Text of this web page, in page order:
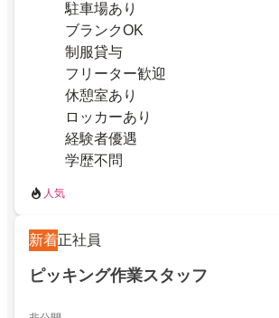
駐車場あり
ブランクOK
制服貸与
フリーター歓迎
休憩室あり
ロッカーあり
経験者優遇
学歴不問
人気
新着正社員
ピッキング作業スタッフ